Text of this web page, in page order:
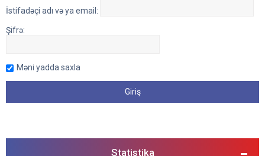
İstifadəçi adı və ya email:
Şifrə:
Məni yadda saxla
Statistika